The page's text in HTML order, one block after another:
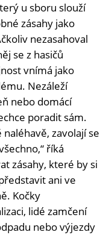
u sboru slouží
zásahy jako
nezasahoval
se z hasičů
vnímá jako
Nezáleží
nebo domácí
poradit sám.
zavolají se
říká
zásahy, které by si
ani ve
Kočky
lidé zamčení
nebo výjezdy